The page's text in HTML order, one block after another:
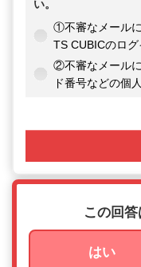
い。
①不審なメール
TS CUBICのロ
②不審なメール
ド番号などの個
この回
はい